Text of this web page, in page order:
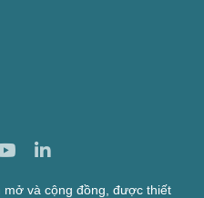
mở và cộng đồng, được thiết